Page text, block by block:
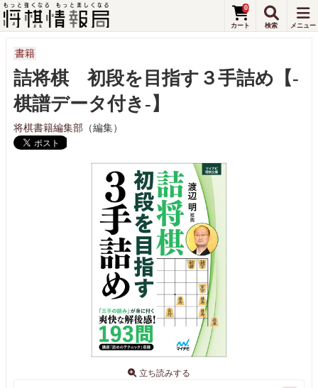
0
書籍
詰将棋 初段を目指す３手詰め【-
棋譜データ付き-】
将棋書籍編集部 （編集）
立ち読みする